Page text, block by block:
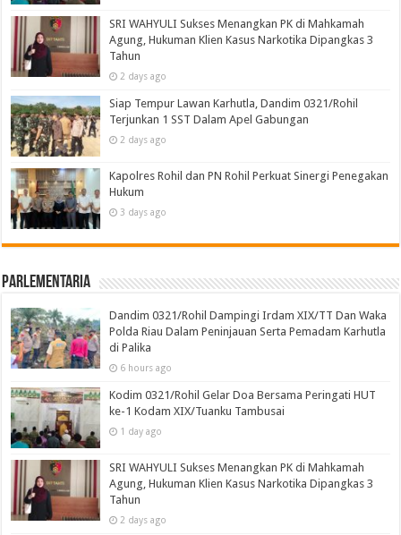
SRI WAHYULI Sukses Menangkan PK di Mahkamah
Agung, Hukuman Klien Kasus Narkotika Dipangkas 3
Tahun
2 days ago
Siap Tempur Lawan Karhutla, Dandim 0321/Rohil
Terjunkan 1 SST Dalam Apel Gabungan
2 days ago
Kapolres Rohil dan PN Rohil Perkuat Sinergi Penegakan
Hukum
3 days ago
Parlementaria
Dandim 0321/Rohil Dampingi Irdam XIX/TT Dan Waka
Polda Riau Dalam Peninjauan Serta Pemadam Karhutla
di Palika
6 hours ago
Kodim 0321/Rohil Gelar Doa Bersama Peringati HUT
ke-1 Kodam XIX/Tuanku Tambusai
1 day ago
SRI WAHYULI Sukses Menangkan PK di Mahkamah
Agung, Hukuman Klien Kasus Narkotika Dipangkas 3
Tahun
2 days ago